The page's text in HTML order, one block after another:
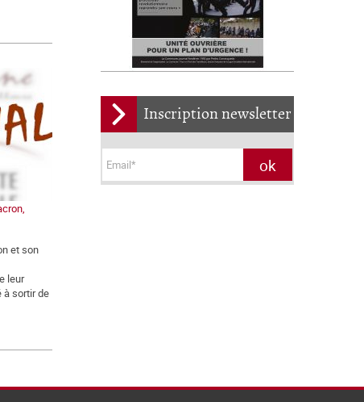
Inscription newsletter
et son
leur
à sortir de